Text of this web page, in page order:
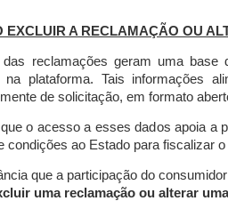
EXCLUIR A RECLAMAÇÃO OU
reclamações geram uma base
na plataforma. Tais informações
de solicitação, em formato
o acesso a esses dados apoia a
condições ao Estado para fiscalizar
que a participação do
uma reclamação ou alterar